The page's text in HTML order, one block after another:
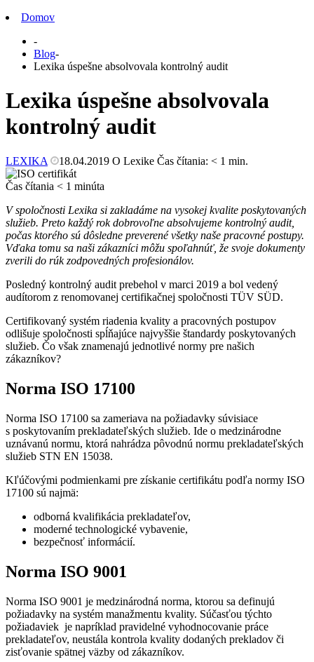
Domov
-
Blog-
Lexika úspešne absolvovala kontrolný audit
Lexika úspešne absolvovala
kontrolný audit
LEXIKA 18.04.2019 O Lexike Čas čítania: < 1 min.
Čas čítania < 1 minúta
V spoločnosti Lexika si zakladáme na vysokej kvalite poskytovaných
služieb. Preto každý rok dobrovoľne absolvujeme kontrolný audit,
počas ktorého sú dôsledne preverené všetky naše pracovné postupy.
Vďaka tomu sa naši zákazníci môžu spoľahnúť, že svoje dokumenty
zverili do rúk zodpovedných profesionálov.
Posledný kontrolný audit prebehol v marci 2019 a bol vedený
audítorom z renomovanej certifikačnej spoločnosti TÜV SÜD.
Certifikovaný systém riadenia kvality a pracovných postupov
odlišuje spoločnosti spĺňajúce najvyššie štandardy poskytovaných
služieb. Čo však znamenajú jednotlivé normy pre našich
zákazníkov?
Norma ISO 17100
Norma ISO 17100 sa zameriava na požiadavky súvisiace
s poskytovaním prekladateľských služieb. Ide o medzinárodne
uznávanú normu, ktorá nahrádza pôvodnú normu prekladateľských
služieb STN EN 15038.
Kľúčovými podmienkami pre získanie certifikátu podľa normy ISO
17100 sú najmä:
odborná kvalifikácia prekladateľov,
moderné technologické vybavenie,
bezpečnosť informácií.
Norma ISO 9001
Norma ISO 9001 je medzinárodná norma, ktorou sa definujú
požiadavky na systém manažmentu kvality. Súčasťou týchto
požiadaviek je napríklad pravidelné vyhodnocovanie práce
prekladateľov, neustála kontrola kvality dodaných prekladov či
zisťovanie spätnej väzby od zákazníkov.